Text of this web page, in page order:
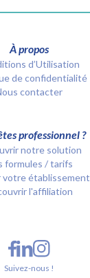
À propos
d’Utilisation
de confidentialité
contacter
professionnel ?
notre solution
formules / tarifs
établissement
l'affiliation
Suivez-nous !